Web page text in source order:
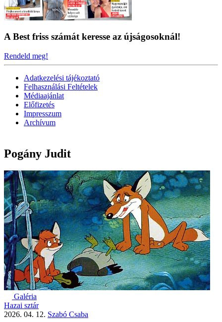
A Best friss számát keresse az újságosoknál!
Rendeld meg!
Adatkezelési tájékoztató
Felhasználási Feltételek
Médiaajánlat
Előfizetés
Impresszum
Archívum
Pogány Judit
Galéria
Hazai sztár
2026. 04. 12. Szabó Csaba